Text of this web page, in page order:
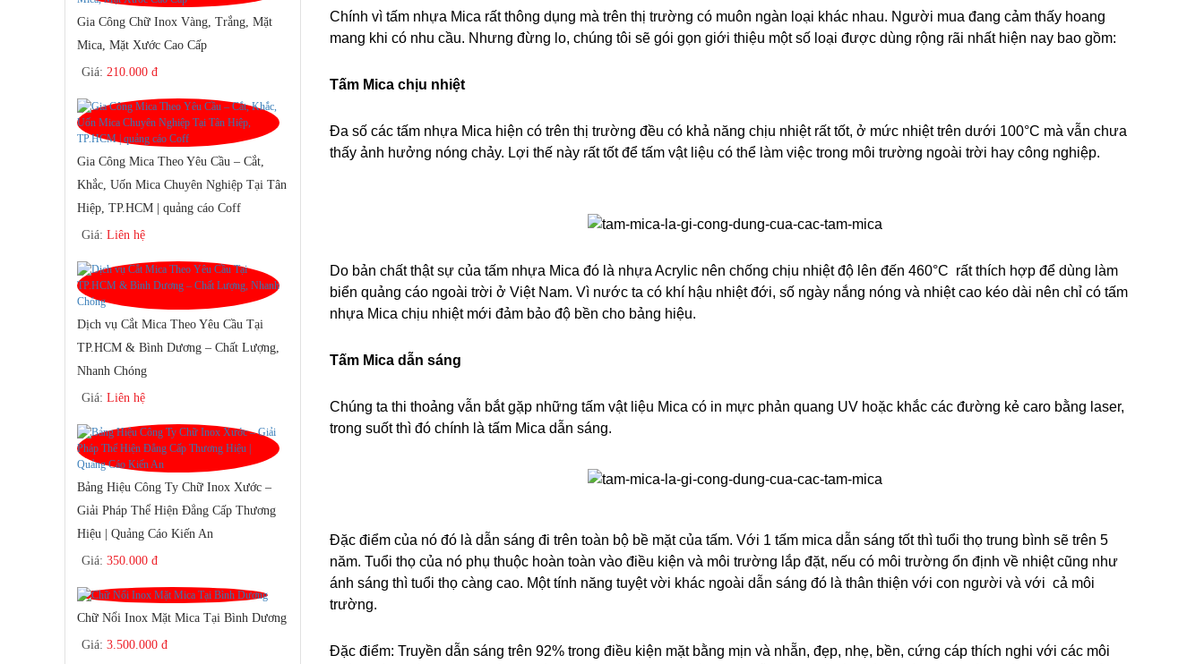
Gia Công Chữ Inox Vàng, Trắng, Mặt
Mica, Mặt Xước Cao Cấp
Giá: 210.000 đ
Gia Công Mica Theo Yêu Cầu – Cắt,
Khắc, Uốn Mica Chuyên Nghiệp Tại Tân
Hiệp, TP.HCM | quảng cáo Coff
Giá: Liên hệ
Dịch vụ Cắt Mica Theo Yêu Cầu Tại
TP.HCM & Bình Dương – Chất Lượng,
Nhanh Chóng
Giá: Liên hệ
Bảng Hiệu Công Ty Chữ Inox Xước –
Giải Pháp Thể Hiện Đẳng Cấp Thương
Hiệu | Quảng Cáo Kiến An
Giá: 350.000 đ
Chữ Nổi Inox Mặt Mica Tại Bình Dương
Giá: 3.500.000 đ
Chính vì tấm nhựa Mica rất thông dụng mà trên thị trường có muôn ngàn loại khác nhau. Người mua đang cảm thấy hoang
mang khi có nhu cầu. Nhưng đừng lo, chúng tôi sẽ gói gọn giới thiệu một số loại được dùng rộng rãi nhất hiện nay bao gồm:
Tấm Mica chịu nhiệt
Đa số các tấm nhựa Mica hiện có trên thị trường đều có khả năng chịu nhiệt rất tốt, ở mức nhiệt trên dưới 100°C mà vẫn chưa
thấy ảnh hưởng nóng chảy. Lợi thế này rất tốt để tấm vật liệu có thể làm việc trong môi trường ngoài trời hay công nghiệp.
Do bản chất thật sự của tấm nhựa Mica đó là nhựa Acrylic nên chống chịu nhiệt độ lên đến 460°C  rất thích hợp để dùng làm
biển quảng cáo ngoài trời ở Việt Nam. Vì nước ta có khí hậu nhiệt đới, số ngày nắng nóng và nhiệt cao kéo dài nên chỉ có tấm
nhựa Mica chịu nhiệt mới đảm bảo độ bền cho bảng hiệu.
Tấm Mica dẫn sáng
Chúng ta thi thoảng vẫn bắt gặp những tấm vật liệu Mica có in mực phản quang UV hoặc khắc các đường kẻ caro bằng laser,
trong suốt thì đó chính là tấm Mica dẫn sáng.
Đặc điểm của nó đó là dẫn sáng đi trên toàn bộ bề mặt của tấm. Với 1 tấm mica dẫn sáng tốt thì tuổi thọ trung bình sẽ trên 5
năm. Tuổi thọ của nó phụ thuộc hoàn toàn vào điều kiện và môi trường lắp đặt, nếu có môi trường ổn định về nhiệt cũng như
ánh sáng thì tuổi thọ càng cao. Một tính năng tuyệt vời khác ngoài dẫn sáng đó là thân thiện với con người và với  cả môi
trường.
Đặc điểm: Truyền dẫn sáng trên 92% trong điều kiện mặt bằng mịn và nhẵn, đẹp, nhẹ, bền, cứng cáp thích nghi với các môi